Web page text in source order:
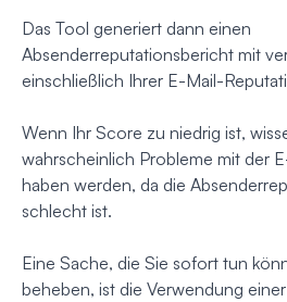
Das Tool generiert dann einen
Absenderreputationsbericht mit
einschließlich Ihrer E-Mail-
Wenn Ihr Score zu niedrig ist,
wahrscheinlich Probleme mit der
haben werden, da die
schlecht ist.
Eine Sache, die Sie sofort tun
beheben, ist die Verwendung